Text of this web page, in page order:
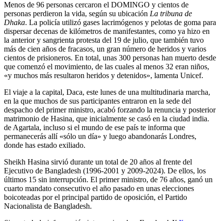
Menos de 96 personas cercaron el DOMINGO y cientos de
personas perdieron la vida, según su ubicación La tribuna de
Dhaka. La policía utilizó gases lacrimógenos y pelotas de goma para
dispersar decenas de kilómetros de manifestantes, como ya hizo en
la anterior y sangrienta protesta del 19 de julio, que también tuvo
más de cien años de fracasos, un gran número de heridos y varios
cientos de prisioneros. En total, unas 300 personas han muerto desde
que comenzó el movimiento, de las cuales al menos 32 eran niños,
«y muchos más resultaron heridos y detenidos», lamenta Unicef.
El viaje a la capital, Daca, este lunes de una multitudinaria marcha,
en la que muchos de sus participantes entraron en la sede del
despacho del primer ministro, acabó forzando la renuncia y posterior
matrimonio de Hasina, que inicialmente se casó en la ciudad india.
de Agartala, incluso si el mundo de ese país te informa que
permanecerás allí «sólo un día» y luego abandonarás Londres,
donde has estado exiliado.
Sheikh Hasina sirvió durante un total de 20 años al frente del
Ejecutivo de Bangladesh (1996-2001 y 2009-2024). De ellos, los
últimos 15 sin interrupción. El primer ministro, de 76 años, ganó un
cuarto mandato consecutivo el año pasado en unas elecciones
boicoteadas por el principal partido de oposición, el Partido
Nacionalista de Bangladesh.